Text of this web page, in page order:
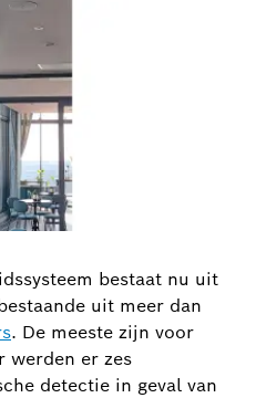
bestaat nu uit
uit meer dan
. De meeste zijn voor
werden er zes
detectie in geval van